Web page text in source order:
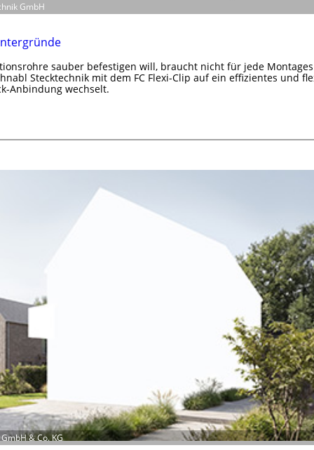
GmbH
sauber befestigen will, braucht nicht für jede
Stecktechnik mit dem FC Flexi-Clip auf ein effizientes und
Anbindung wechselt.
& Co. KG